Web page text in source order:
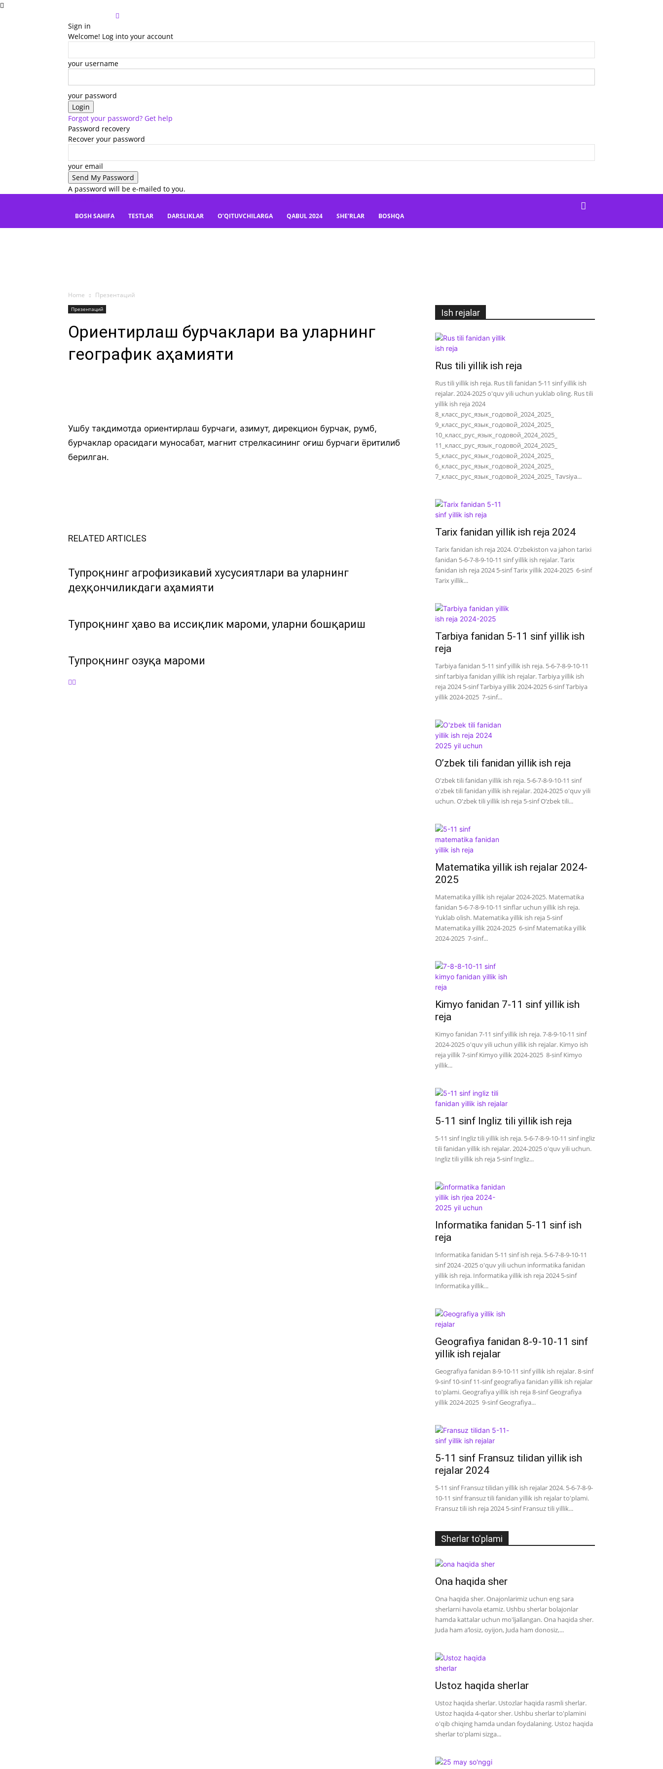
Sign in
Welcome! Log into your account
your username
your password
Forgot your password? Get help
Password recovery
Recover your password
your email
A password will be e-mailed to you.
BOSH SAHIFA TESTLAR DARSLIKLAR O’QITUVCHILARGA QABUL 2024 SHE’RLAR BOSHQA
Home Презентаций
Презентаций
Ориентирлаш бурчаклари ва уларнинг
географик аҳамияти
Ушбу тақдимотда ориентирлаш бурчаги, азимут, дирекцион бурчак, румб,
бурчаклар орасидаги муносабат, магнит стрелкасининг оғиш бурчаги ёритилиб
берилган.
RELATED ARTICLES
Тупроқнинг агрофизикавий хусусиятлари ва уларнинг
деҳқончиликдаги аҳамияти
Тупроқнинг ҳаво ва иссиқлик мароми, уларни бошқариш
Тупроқнинг озуқа мароми
Ish rejalar
Rus tili yillik ish reja
Rus tili yillik ish reja. Rus tili fanidan 5-11 sinf yillik ish
rejalar. 2024-2025 o'quv yili uchun yuklab oling. Rus tili
yillik ish reja 2024
8_класс_рус_язык_годовой_2024_2025_
9_класс_рус_язык_годовой_2024_2025_
10_класс_рус_язык_годовой_2024_2025_
11_класс_рус_язык_годовой_2024_2025_
5_класс_рус_язык_годовой_2024_2025_
6_класс_рус_язык_годовой_2024_2025_
7_класс_рус_язык_годовой_2024_2025_ Tavsiya...
Tarix fanidan yillik ish reja 2024
Tarix fanidan ish reja 2024. O'zbekiston va jahon tarixi
fanidan 5-6-7-8-9-10-11 sinf yillik ish rejalar. Tarix
fanidan ish reja 2024 5-sinf Tarix yillik 2024-2025 6-sinf
Tarix yillik...
Tarbiya fanidan 5-11 sinf yillik ish
reja
Tarbiya fanidan 5-11 sinf yillik ish reja. 5-6-7-8-9-10-11
sinf tarbiya fanidan yillik ish rejalar. Tarbiya yillik ish
reja 2024 5-sinf Tarbiya yillik 2024-2025 6-sinf Tarbiya
yillik 2024-2025 7-sinf...
O’zbek tili fanidan yillik ish reja
O'zbek tili fanidan yillik ish reja. 5-6-7-8-9-10-11 sinf
o'zbek tili fanidan yillik ish rejalar. 2024-2025 o'quv yili
uchun. O'zbek tili yillik ish reja 5-sinf O’zbek tili...
Matematika yillik ish rejalar 2024-
2025
Matematika yillik ish rejalar 2024-2025. Matematika
fanidan 5-6-7-8-9-10-11 sinflar uchun yillik ish reja.
Yuklab olish. Matematika yillik ish reja 5-sinf
Matematika yillik 2024-2025 6-sinf Matematika yillik
2024-2025 7-sinf...
Kimyo fanidan 7-11 sinf yillik ish
reja
Kimyo fanidan 7-11 sinf yillik ish reja. 7-8-9-10-11 sinf
2024-2025 o'quv yili uchun yillik ish rejalar. Kimyo ish
reja yillik 7-sinf Kimyo yillik 2024-2025 8-sinf Kimyo
yillik...
5-11 sinf Ingliz tili yillik ish reja
5-11 sinf Ingliz tili yillik ish reja. 5-6-7-8-9-10-11 sinf ingliz
tili fanidan yillik ish rejalar. 2024-2025 o'quv yili uchun.
Ingliz tili yillik ish reja 5-sinf Ingliz...
Informatika fanidan 5-11 sinf ish
reja
Informatika fanidan 5-11 sinf ish reja. 5-6-7-8-9-10-11
sinf 2024 -2025 o'quv yili uchun informatika fanidan
yillik ish reja. Informatika yillik ish reja 2024 5-sinf
Informatika yillik...
Geografiya fanidan 8-9-10-11 sinf
yillik ish rejalar
Geografiya fanidan 8-9-10-11 sinf yillik ish rejalar. 8-sinf
9-sinf 10-sinf 11-sinf geografiya fanidan yillik ish rejalar
to'plami. Geografiya yillik ish reja 8-sinf Geografiya
yillik 2024-2025 9-sinf Geografiya...
5-11 sinf Fransuz tilidan yillik ish
rejalar 2024
5-11 sinf Fransuz tilidan yillik ish rejalar 2024. 5-6-7-8-9-
10-11 sinf fransuz tili fanidan yillik ish rejalar to'plami.
Fransuz tili ish reja 2024 5-sinf Fransuz tili yillik...
Sherlar to'plami
Ona haqida sher
Ona haqida sher. Onajonlarimiz uchun eng sara
sherlarni havola etamiz. Ushbu sherlar bolajonlar
hamda kattalar uchun mo'ljallangan. Ona haqida sher.
Juda ham a’losiz, oyijon, Juda ham donosiz,...
Ustoz haqida sherlar
Ustoz haqida sherlar. Ustozlar haqida rasmli sherlar.
Ustoz haqida 4-qator sher. Ushbu sherlar to'plamini
o'qib chiqing hamda undan foydalaning. Ustoz haqida
sherlar to'plami sizga...